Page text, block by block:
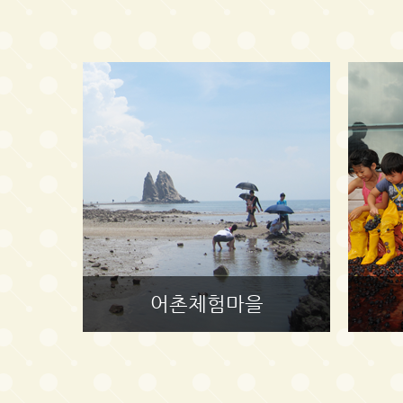
어촌체험마을